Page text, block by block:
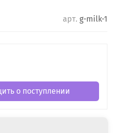
арт. g-milk-1
о поступлении